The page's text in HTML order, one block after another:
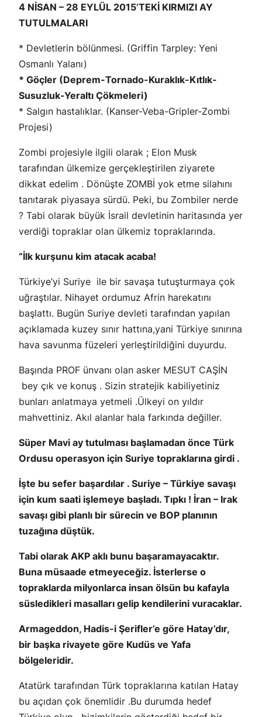
4 NİSAN – 28 EYLÜL 2015’TEKİ KIRMIZI AY
TUTULMALARI
* Devletlerin bölünmesi. (Griffin Tarpley: Yeni
Osmanlı Yalanı)
* Göçler (Deprem-Tornado-Kuraklık-Kıtlık-
Susuzluk-Yeraltı Çökmeleri)
* Salgın hastalıklar. (Kanser-Veba-Gripler-Zombi
Projesi)
Zombi projesiyle ilgili olarak ; Elon Musk
tarafından ülkemize gerçekleştirilen ziyarete
dikkat edelim . Dönüşte ZOMBİ yok etme silahını
tanıtarak piyasaya sürdü. Peki, bu Zombiler nerde
? Tabi olarak büyük İsrail devletinin haritasında yer
verdiği topraklar olan ülkemiz topraklarında.
“İlk kurşunu kim atacak acaba!
Türkiye’yi Suriye ile bir savaşa tutuşturmaya çok
uğraştılar. Nihayet ordumuz Afrin harekatını
başlattı. Bugün Suriye devleti tarafından yapılan
açıklamada kuzey sınır hattına,yani Türkiye sınırına
hava savunma füzeleri yerleştirildiğini duyurdu.
Başında PROF ünvanı olan asker MESUT CAŞİN
bey çık ve konuş . Sizin stratejik kabiliyetiniz
bunları anlatmaya yetmeli .Ülkeyi on yıldır
mahvettiniz. Akıl alanlar hala farkında değiller.
Süper Mavi ay tutulması başlamadan önce Türk
Ordusu operasyon için Suriye topraklarına girdi .
İşte bu sefer başardılar . Suriye – Türkiye savaşı
için kum saati işlemeye başladı. Tıpkı ! İran – Irak
savaşı gibi planlı bir sürecin ve BOP planının
tuzağına düştük.
Tabi olarak AKP aklı bunu başaramayacaktır.
Buna müsaade etmeyeceğiz. İsterlerse o
topraklarda milyonlarca insan ölsün bu kafayla
süsledikleri masalları gelip kendilerini vuracaklar.
Armageddon, Hadis-i Şerifler’e göre Hatay’dır,
bir başka rivayete göre Kudüs ve Yafa
bölgeleridir.
Atatürk tarafından Türk topraklarına katılan Hatay
bu açıdan çok önemlidir .Bu durumda hedef